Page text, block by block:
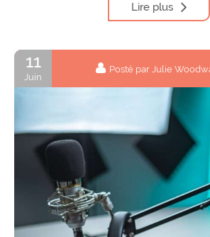
Lire plus
11
Juin
Posté par Julie